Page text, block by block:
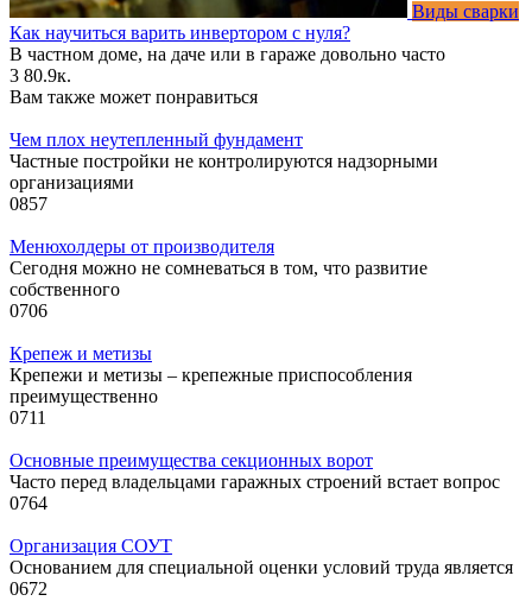
Виды сварки
Как научиться варить инвертором с нуля?
В частном доме, на даче или в гараже довольно часто
3 80.9к.
Вам также может понравиться
Чем плох неутепленный фундамент
Частные постройки не контролируются надзорными
организациями
0857
Менюхолдеры от производителя
Сегодня можно не сомневаться в том, что развитие
собственного
0706
Крепеж и метизы
Крепежи и метизы – крепежные приспособления
преимущественно
0711
Основные преимущества секционных ворот
Часто перед владельцами гаражных строений встает вопрос
0764
Организация СОУТ
Основанием для специальной оценки условий труда является
0672